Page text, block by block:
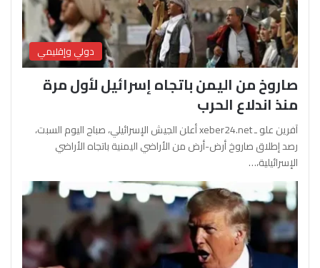
دولي وإقليمي
صاروخ من اليمن باتجاه إسرائيل لأول مرة
منذ اندلاع الحرب
آفرين علو ـ xeber24.net أعلن الجيش الإسرائيلي، صباح اليوم السبت،
رصد إطلاق صاروخ أرض-أرض من الأراضي اليمنية باتجاه الأراضي
الإسرائيلية،…